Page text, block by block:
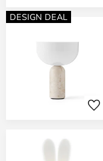
DESIGN DEAL